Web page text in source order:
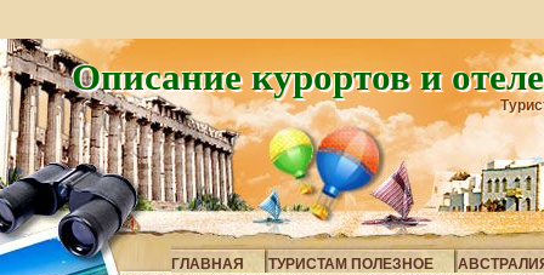
Описание курортов и
ГЛАВНАЯ ТУРИСТАМ ПОЛЕЗНОЕ